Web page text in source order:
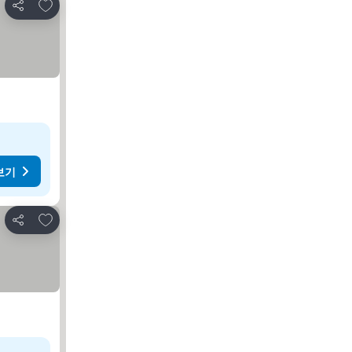
공유
즐겨찾기에 추가
기
공유
즐겨찾기에 추가